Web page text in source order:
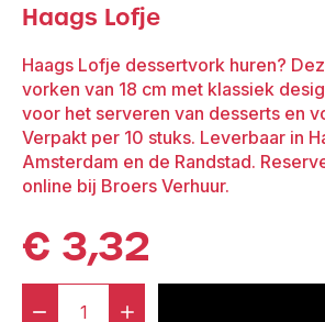
Haags Lofje
Haags Lofje dessertvork huren?
vorken van 18 cm met klassiek
voor het serveren van desserts en
Verpakt per 10 stuks. Leverbaar in
Amsterdam en de Randstad.
online bij Broers Verhuur.​
€ 3,32
- +